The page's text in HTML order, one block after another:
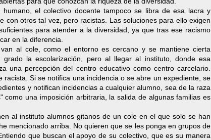
el colectivo docente tampoco se libra de esa lacra y
con otros tal vez, pero racistas. Las soluciones para ello exigen
para atender a la diversidad, ya que tras ese racismo
en la diferencia.
al cole, como el entorno es cercano y se mantiene cierta
la escolarización, pero al llegar al instituto, donde esa
una percepción del centro educativo como centro carcelario.
Si se notifica una incidencia o se abre un expediente, se
y notifican incidencias a cualquier alumno, sea de la raza
una imposición arbitraria, la salida de algunas familias es
al instituto alumnos gitanos de un cole en el que solo se han
mencionado arriba. No quieren que se les ponga en grupos de
que buscan el apoyo de su colectivo, que es su manera